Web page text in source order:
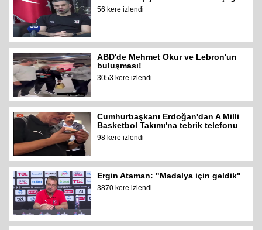
56 kere izlendi
ABD'de Mehmet Okur ve Lebron'un
buluşması!
3053 kere izlendi
Cumhurbaşkanı Erdoğan'dan A Milli
Basketbol Takımı'na tebrik telefonu
98 kere izlendi
Ergin Ataman: "Madalya için geldik"
3870 kere izlendi